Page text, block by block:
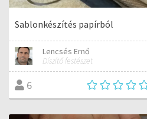
Sablonkészítés papírból
Lencsés Ernő
Díszítő festészet
6